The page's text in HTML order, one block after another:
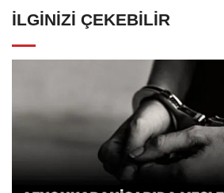
İLGINIZI ÇEKEBILIR